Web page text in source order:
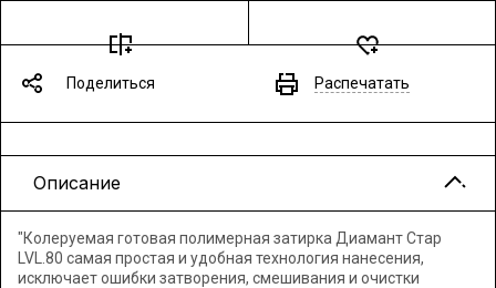
Поделиться Распечатать
Описание
"Колеруемая готовая полимерная затирка Диамант Стар
LVL.80 самая простая и удобная технология нанесения,
исключает ошибки затворения, смешивания и очистки